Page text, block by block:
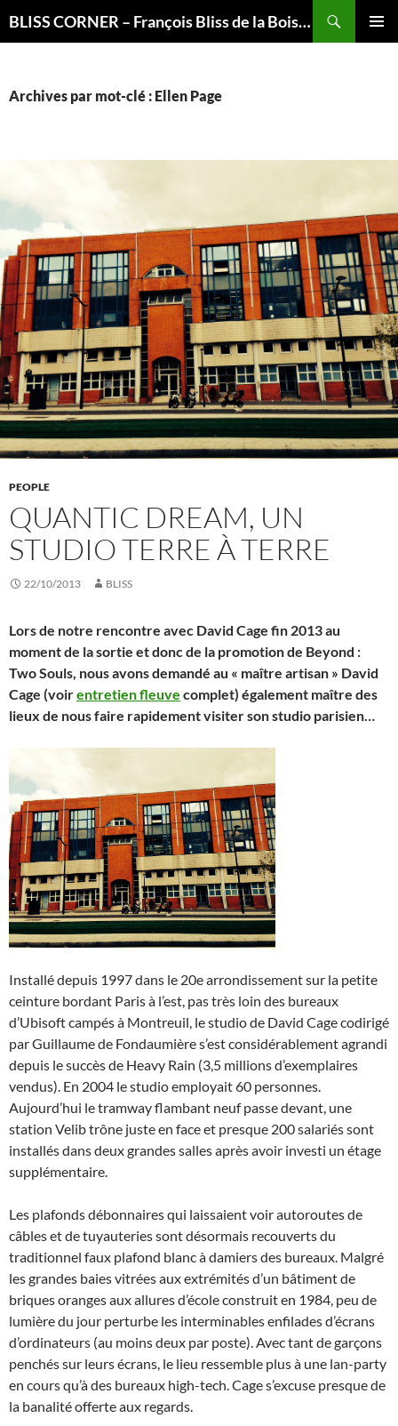
BLISS CORNER – François Bliss de la Boissière is here
Archives par mot-clé : Ellen Page
PEOPLE
QUANTIC DREAM, UN
STUDIO TERRE À TERRE
22/10/2013 BLISS
Lors de notre rencontre avec David Cage fin 2013 au
moment de la sortie et donc de la promotion de Beyond :
Two Souls, nous avons demandé au « maître artisan » David
Cage (voirentretien fleuve complet) également maître des
lieux de nous faire rapidement visiter son studio parisien…
Installé depuis 1997 dans le 20e arrondissement sur la petite
ceinture bordant Paris à l’est, pas très loin des bureaux
d’Ubisoft campés à Montreuil, le studio de David Cage codirigé
par Guillaume de Fondaumière s’est considérablement agrandi
depuis le succès de Heavy Rain (3,5 millions d’exemplaires
vendus). En 2004 le studio employait 60 personnes.
Aujourd’hui le tramway flambant neuf passe devant, une
station Velib trône juste en face et presque 200 salariés sont
installés dans deux grandes salles après avoir investi un étage
supplémentaire.
Les plafonds débonnaires qui laissaient voir autoroutes de
câbles et de tuyauteries sont désormais recouverts du
traditionnel faux plafond blanc à damiers des bureaux. Malgré
les grandes baies vitrées aux extrémités d’un bâtiment de
briques oranges aux allures d’école construit en 1984, peu de
lumière du jour perturbe les interminables enfilades d’écrans
d’ordinateurs (au moins deux par poste). Avec tant de garçons
penchés sur leurs écrans, le lieu ressemble plus à une lan-party
en cours qu’à des bureaux high-tech. Cage s’excuse presque de
la banalité offerte aux regards.